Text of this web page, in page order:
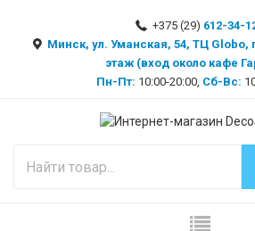
+375 (29) 612-34-
Минск, ул. Уманская, 54, ТЦ Globo,
этаж (вход около кафе
Пн-Пт: 10:00-20:00, Сб-Вс: